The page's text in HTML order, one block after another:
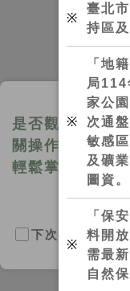
是否觀看操作小
關操作，請進入
輕鬆掌握系統！
下次不要再提醒
※
臺北
持區
※
「地
局114
家公
次通
敏感
及礦
圖資。
※
「保
料開
需最
自然